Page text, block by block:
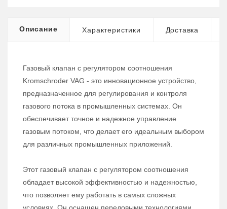
Описание Характеристики Доставка
Газовый клапан с регулятором соотношения
Kromschroder VAG - это инновационное устройство,
предназначенное для регулирования и контроля
газового потока в промышленных системах. Он
обеспечивает точное и надежное управление
газовым потоком, что делает его идеальным выбором
для различных промышленных приложений.
Этот газовый клапан с регулятором соотношения
обладает высокой эффективностью и надежностью,
что позволяет ему работать в самых сложных